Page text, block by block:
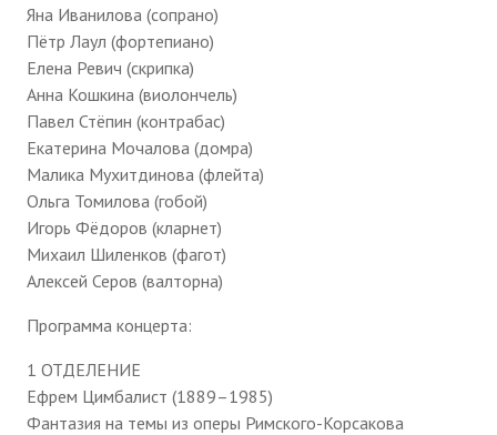
Яна Иванилова (сопрано)
Пётр Лаул (фортепиано)
Елена Ревич (скрипка)
Анна Кошкина (виолончель)
Павел Стёпин (контрабас)
Екатерина Мочалова (домра)
Малика Мухитдинова (флейта)
Ольга Томилова (гобой)
Игорь Фёдоров (кларнет)
Михаил Шиленков (фагот)
Алексей Серов (валторна)
Программа концерта:
1 ОТДЕЛЕНИЕ
Ефрем Цимбалист (1889–1985)
Фантазия на темы из оперы Римского-Корсакова